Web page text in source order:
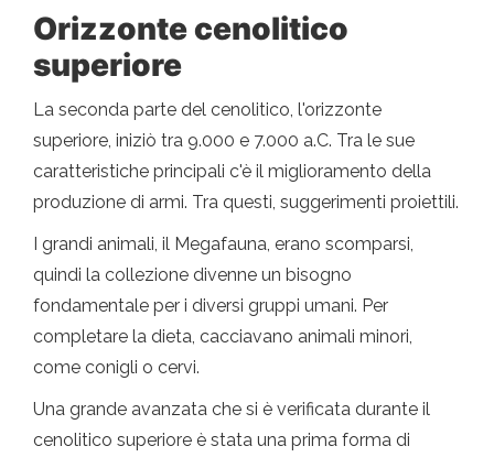
Orizzonte cenolitico
superiore
La seconda parte del cenolitico, l'orizzonte
superiore, iniziò tra 9.000 e 7.000 a.C. Tra le sue
caratteristiche principali c'è il miglioramento della
produzione di armi. Tra questi, suggerimenti proiettili.
I grandi animali, il Megafauna, erano scomparsi,
quindi la collezione divenne un bisogno
fondamentale per i diversi gruppi umani. Per
completare la dieta, cacciavano animali minori,
come conigli o cervi.
Una grande avanzata che si è verificata durante il
cenolitico superiore è stata una prima forma di